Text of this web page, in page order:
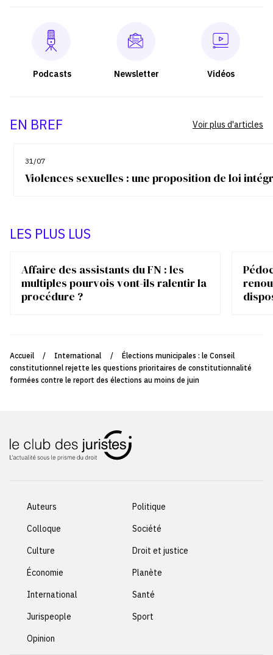
Podcasts Newsletter Vidéos
EN BREF
31/07
Violences sexuelles : une proposition de loi
Voir plus d'articles
LES PLUS LUS
Affaire des assistants du FN : les
multiples pourvois vont-ils ralentir la
procédure ?
Accueil / International /
Élections municipales : le Conseil
constitutionnel rejette les questions prioritaires de constitutionnalité
formées contre le report des élections au moins de juin
Auteurs
Colloque
Culture
Économie
International
Jurispeople
Opinion
Politique
Société
Droit et justice
Planète
Santé
Sport